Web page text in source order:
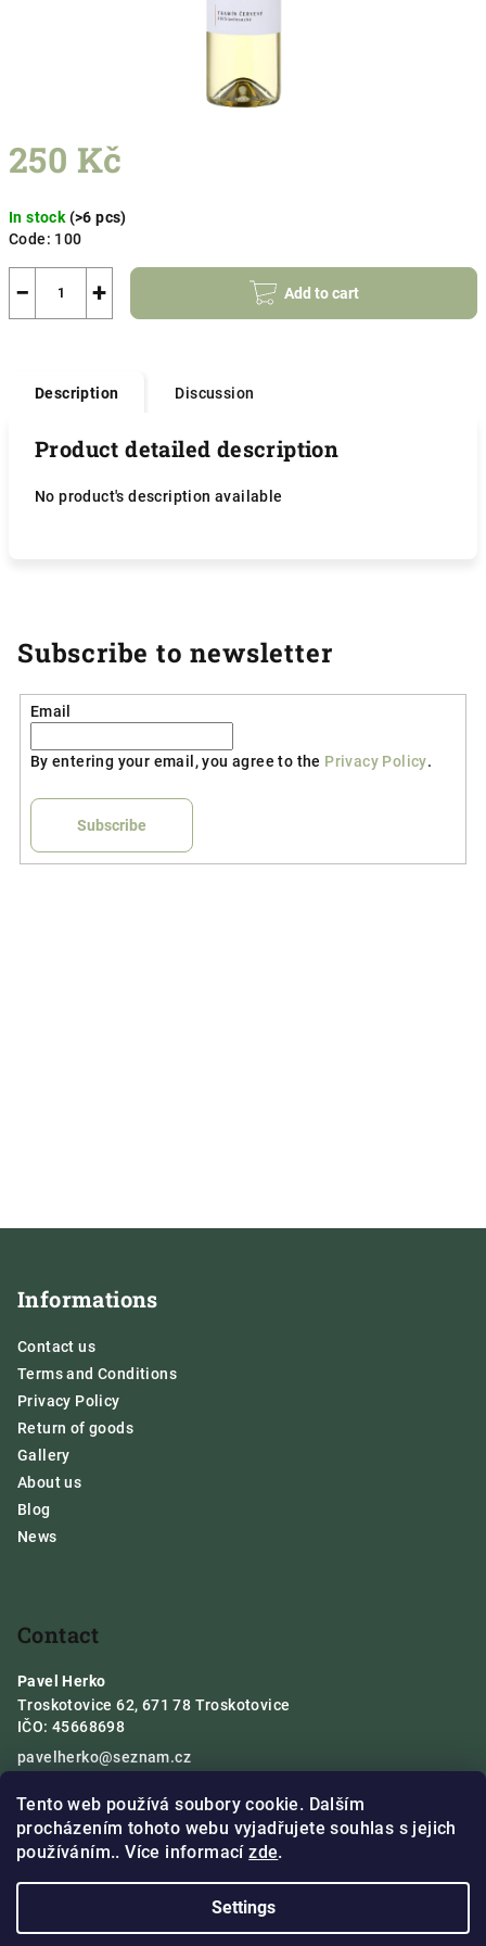
Tento web používá soubory cookie. Dalším
procházením tohoto webu vyjadřujete souhlas s jejich
používáním.. Více informacízde.
Settings
250 Kč
price:
In stock (>6 pcs)
Code: 100
+
− Add to cart
Description Discussion
Product detailed description
No product's description available
Subscribe to newsletter
Email
By entering your email, you agree to the Privacy Policy.
Subscribe
Informations
Contact us
Terms and Conditions
Privacy Policy
Return of goods
Gallery
About us
Blog
News
Contact
Pavel Herko
Troskotovice 62, 671 78 Troskotovice
IČO: 45668698
pavelherko@seznam.cz
Master Apple Pay